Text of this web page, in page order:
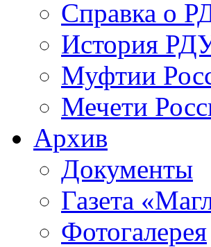
Справка о
История
Муфтии
Мечети
Архив
Документы
Газета
Фотогалерея